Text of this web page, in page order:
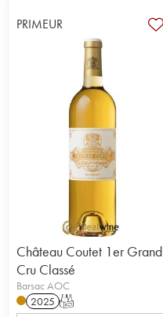
PRIMEUR
Château Coutet 1er Grand
Cru Classé
Barsac AOC
2025 T